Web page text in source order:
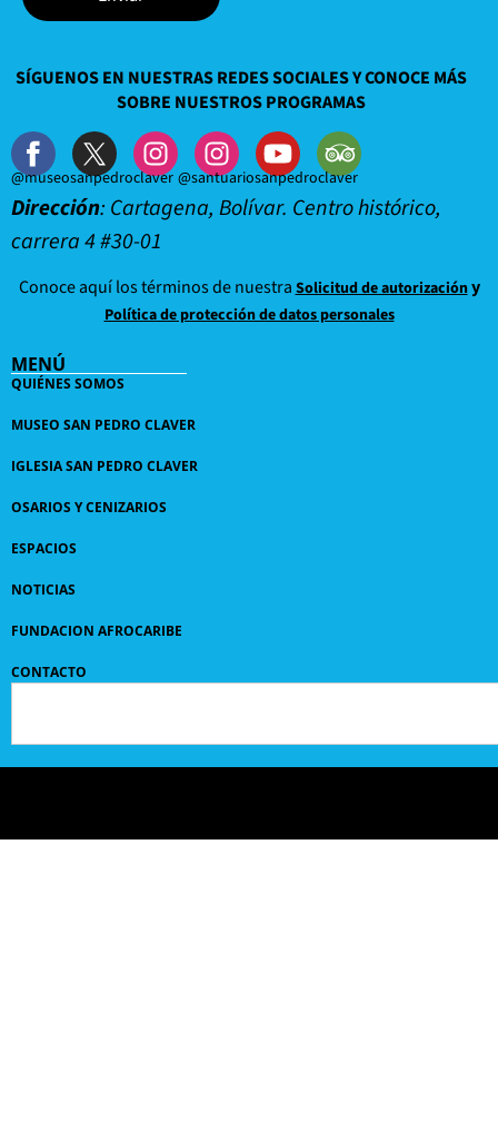
SÍGUENOS EN NUESTRAS REDES SOCIALES Y CONOCE MÁS
SOBRE NUESTROS PROGRAMAS
@museosanpedroclaver @santuariosanpedroclaver
Dirección: Cartagena, Bolívar. Centro histórico,
carrera 4 #30-01
Conoce aquí los términos de nuestraSolicitud de autorizacióny
Política de protección de datos personales
MENÚ
QUIÉNES SOMOS
MUSEO SAN PEDRO CLAVER
IGLESIA SAN PEDRO CLAVER
OSARIOS Y CENIZARIOS
ESPACIOS
NOTICIAS
FUNDACION AFROCARIBE
CONTACTO